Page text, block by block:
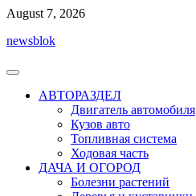
Перейти
содержимому
August 7, 2026
newsblok
АВТОРАЗДЕЛ
Двигатель автомобиля
Кузов авто
Топливная система
Ходовая часть
ДАЧА И ОГОРОД
Болезни растений